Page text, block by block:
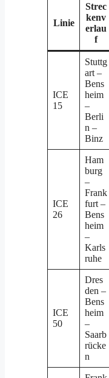
Linie
Strec
kenv
erlau
f
ICE
15
Stuttg
art –
Bens
heim
–
Berli
n –
Binz
ICE
26
Ham
burg
–
Frank
furt –
Bens
heim
–
Karls
ruhe
ICE
50
Dres
den –
Bens
heim
–
Saarb
rücke
n